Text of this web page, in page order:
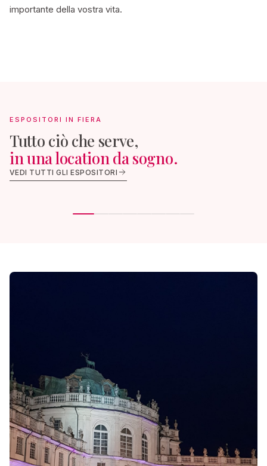
importante della vostra vita.
ESPOSITORI IN FIERA
Tutto ciò che serve,
in una location da sogno.
VEDI TUTTI GLI ESPOSITORI
FOTOGRAFIA & VIDEO
Ad Hoc Foto